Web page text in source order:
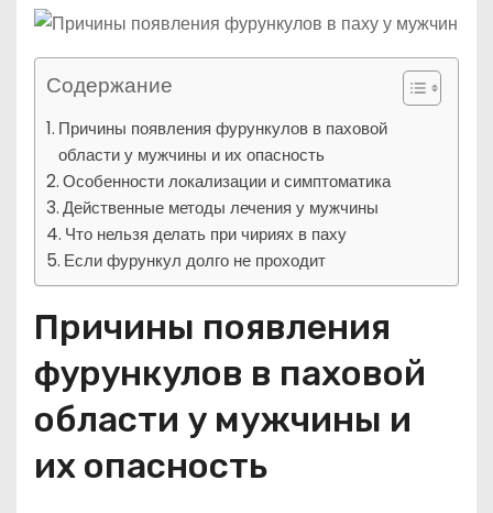
Содержание
Причины появления фурункулов в паховой
области у мужчины и их опасность
Особенности локализации и симптоматика
Действенные методы лечения у мужчины
Что нельзя делать при чириях в паху
Если фурункул долго не проходит
Причины появления
фурункулов в паховой
области у мужчины и
их опасность